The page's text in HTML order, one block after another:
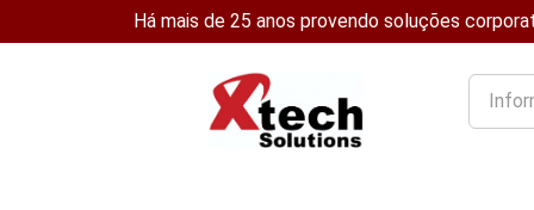
Há mais de 25 anos provendo soluções
O
que
você